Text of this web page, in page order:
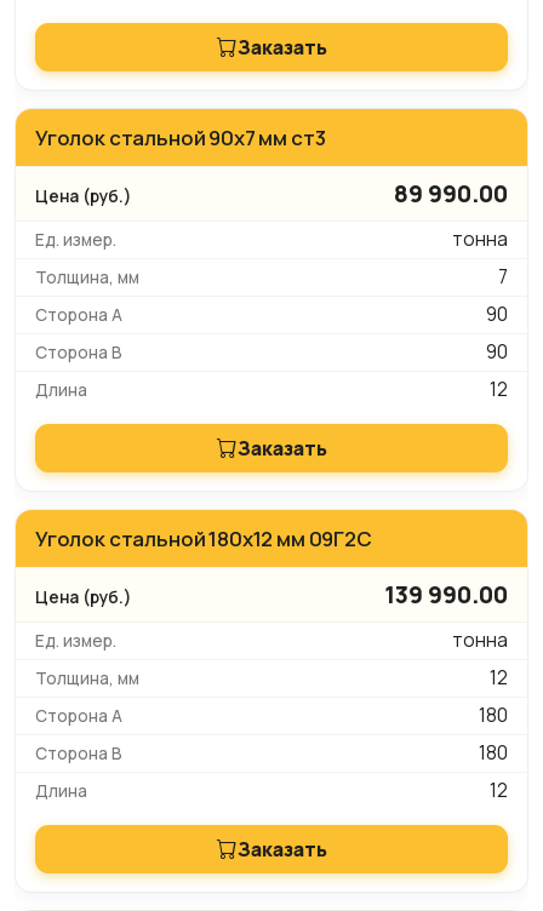
Заказать
Уголок стальной 90х7 мм ст3
89 990.00
тонна
7
90
90
12
Заказать
Уголок стальной 180х12 мм 09Г2С
139 990.00
тонна
12
180
180
12
Заказать